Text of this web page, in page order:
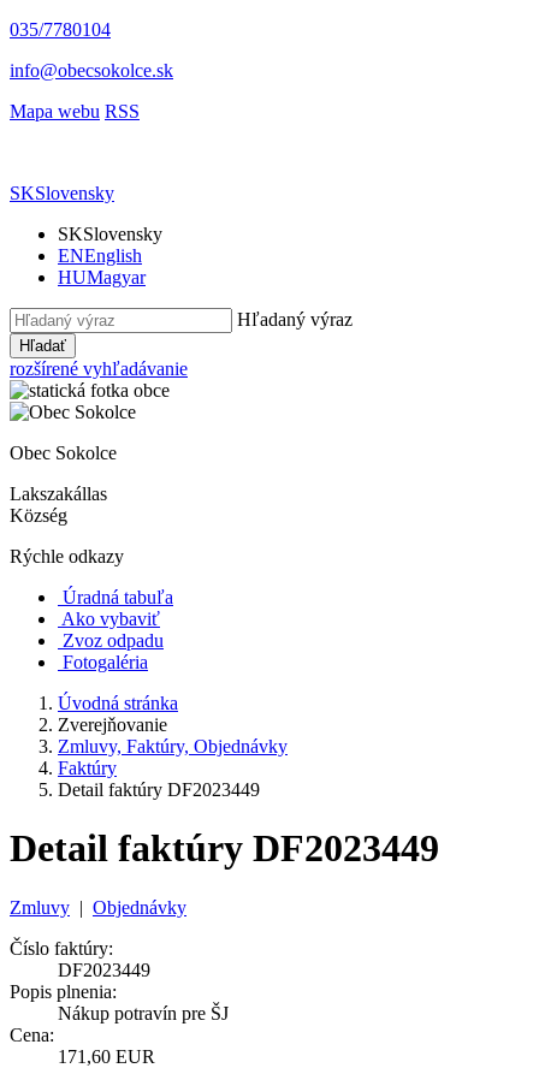
035/7780104
info@obecsokolce.sk
Mapa webu RSS
SKSlovensky
SKSlovensky
ENEnglish
HUMagyar
Hľadaný výraz
Hľadať
rozšírené vyhľadávanie
Obec Sokolce
Lakszakállas
Község
Rýchle odkazy
Úradná tabuľa
Ako vybaviť
Zvoz odpadu
Fotogaléria
Úvodná stránka
Zverejňovanie
Zmluvy, Faktúry, Objednávky
Faktúry
Detail faktúry DF2023449
Detail faktúry DF2023449
Zmluvy | Objednávky
Číslo faktúry:
DF2023449
Popis plnenia:
Nákup potravín pre ŠJ
Cena:
171,60 EUR